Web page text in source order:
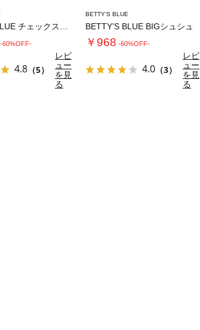
-60%OFF-
4.8 （5）
レビ
ュー
を見
る
BETTY'S BLUE
BETTY’S BLUE BIGシュシュ
￥968 -60%OFF-
4.0 （3）
レビ
ュー
を見
る